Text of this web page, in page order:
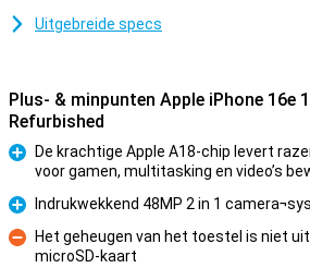
Uitgebreide specs
Plus- & minpunten Apple iPhone 16e
Refurbished
Pluspunt
De krachtige Apple A18-chip levert
voor gamen, multitasking en video’s
Pluspunt
Indrukwekkend 48MP 2 in 1
Minpunt
Het geheugen van het toestel is niet
microSD-kaart